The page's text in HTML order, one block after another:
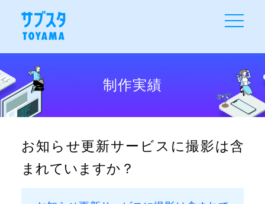
制作実績
お知らせ更新サービスに撮影は含
まれていますか？